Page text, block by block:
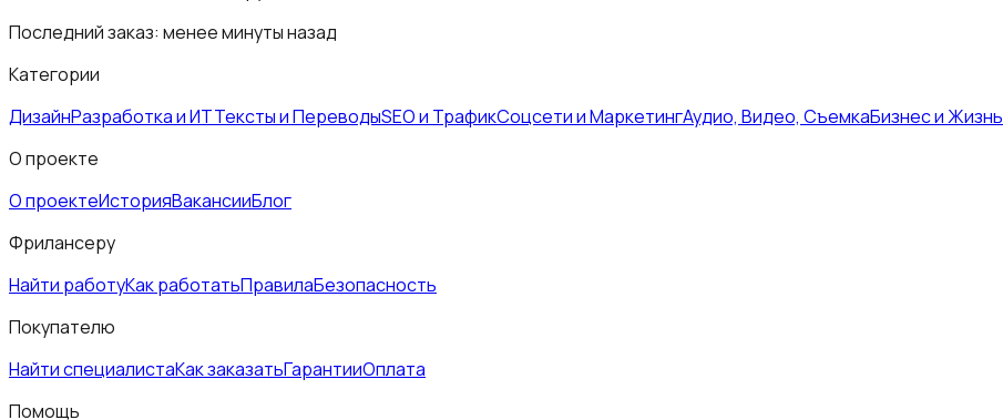
Последний заказ: менее минуты назад
Категории
ДизайнРазработка и ИТТексты и ПереводыSEO и ТрафикСоцсети и МаркетингАудио, Видео, СъемкаБизнес и Жизнь
О проекте
О проектеИсторияВакансииБлог
Фрилансеру
Найти работуКак работатьПравилаБезопасность
Покупателю
Найти специалистаКак заказатьГарантииОплата
Помощь